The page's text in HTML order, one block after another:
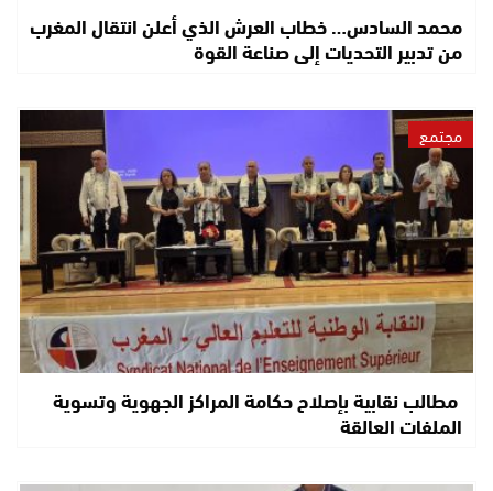
محمد السادس… خطاب العرش الذي أعلن انتقال المغرب
من تدبير التحديات إلى صناعة القوة
مجتمع
مطالب نقابية بإصلاح حكامة المراكز الجهوية وتسوية
الملفات العالقة